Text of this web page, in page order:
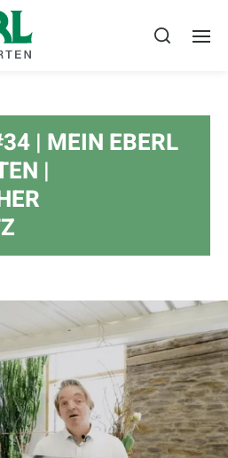
| MEIN EBERL
|